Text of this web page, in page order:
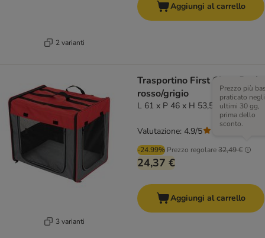
2 varianti
Aggiungi al carrello
3 varianti
Trasportino First Class Basic
rosso/grigio
L 61 x P 46 x H 53,5 cm
-24.99% Prezzo regolare32,49 €
Prezzo più
praticato negli
ultimi 30 gg,
prima dello
sconto.
24,37 €
Valutazione: 4.9/5
Aggiungi al carrello